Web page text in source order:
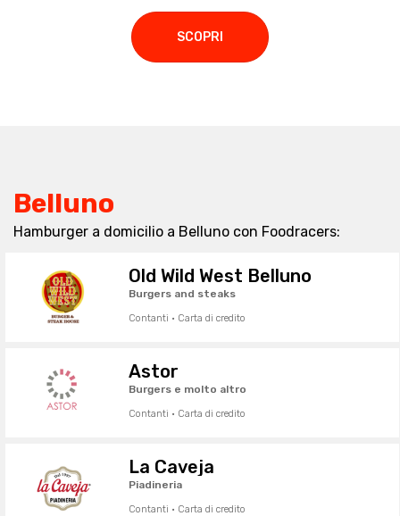
SCOPRI
Belluno
Hamburger a domicilio a Belluno con Foodracers:
Old Wild West Belluno
Burgers and steaks
Contanti · Carta di credito
Astor
Burgers e molto altro
Contanti · Carta di credito
La Caveja
Piadineria
Contanti · Carta di credito